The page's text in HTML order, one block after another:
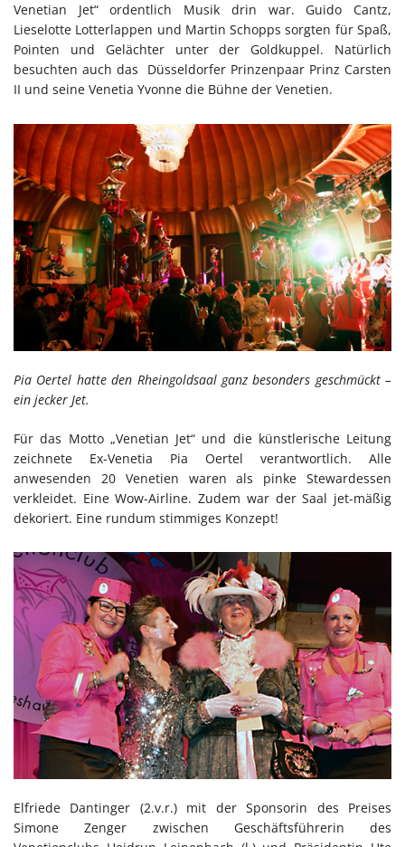
Venetian Jet“ ordentlich Musik drin war. Guido Cantz,
Lieselotte Lotterlappen und Martin Schopps sorgten für Spaß,
Pointen und Gelächter unter der Goldkuppel. Natürlich
besuchten auch das Düsseldorfer Prinzenpaar Prinz Carsten
II und seine Venetia Yvonne die Bühne der Venetien.
Pia Oertel hatte den Rheingoldsaal ganz besonders geschmückt –
ein jecker Jet.
Für das Motto „Venetian Jet“ und die künstlerische Leitung
zeichnete Ex-Venetia Pia Oertel verantwortlich. Alle
anwesenden 20 Venetien waren als pinke Stewardessen
verkleidet. Eine Wow-Airline. Zudem war der Saal jet-mäßig
dekoriert. Eine rundum stimmiges Konzept!
Elfriede Dantinger (2.v.r.) mit der Sponsorin des Preises
Simone Zenger zwischen Geschäftsführerin des